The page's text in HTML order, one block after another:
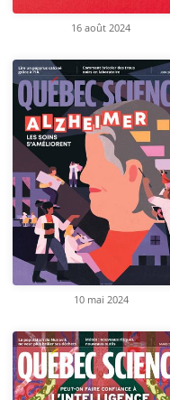
16 août 2024
10 mai 2024